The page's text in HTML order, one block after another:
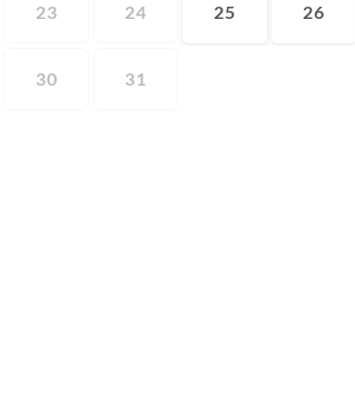
23 24 25 26
30 31